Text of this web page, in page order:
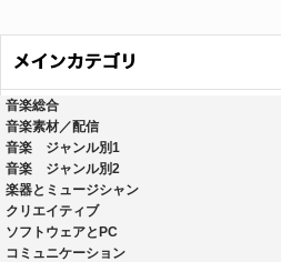
音楽総合
音楽素材／配信
音楽 ジャンル別1
音楽 ジャンル別2
楽器とミュージシャン
クリエイティブ
ソフトウェアとPC
コミュニケーション